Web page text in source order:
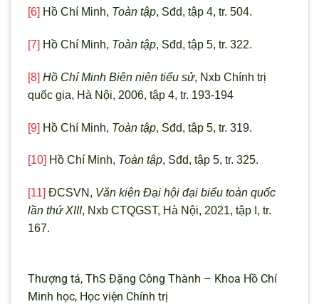
[6] Hồ Chí Minh, Toàn tập, Sđd, tập 4, tr. 504.
[7] Hồ Chí Minh, Toàn tập, Sđd, tập 5, tr. 322.
[8] Hồ Chí Minh Biên niên tiểu sử, Nxb Chính trị
quốc gia, Hà Nội, 2006, tập 4, tr. 193-194
[9] Hồ Chí Minh, Toàn tập, Sđd, tập 5, tr. 319.
[10] Hồ Chí Minh, Toàn tập, Sđd, tập 5, tr. 325.
[11] ĐCSVN, Văn kiện Đại hội đại biểu toàn quốc
lần thứ XIII, Nxb CTQGST, Hà Nội, 2021, tập I, tr.
167.
Thượng tá, ThS Đặng Công Thành – Khoa Hồ Chí
Minh học, Học viện Chính trị